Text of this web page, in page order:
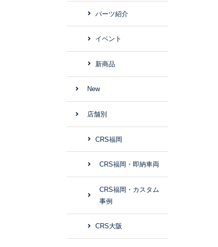
パーツ紹介
イベント
新商品
New
店舗別
CRS福岡
CRS福岡・即納車両
CRS福岡・カスタム
事例
CRS大阪